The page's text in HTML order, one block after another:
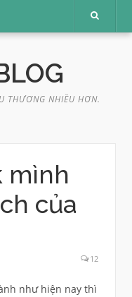
THƯƠNG NHIỀU HƠN.
mình
của
12
như hiện nay thì